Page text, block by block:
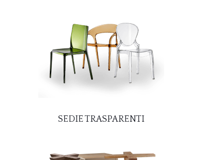
SEDIE TRASPARENTI